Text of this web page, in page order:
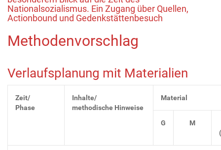
Nationalsozialismus. Ein Zugang über Quellen,
Actionbound und Gedenkstättenbesuch
Methodenvorschlag
Verlaufsplanung mit Materialien
Zeit/
Phase
Inhalte/
methodische Hinweise
Material
G
M